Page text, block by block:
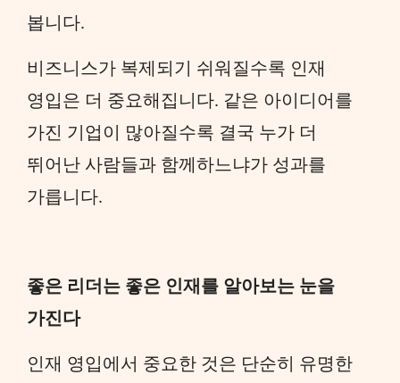
봅니다.
비즈니스가 복제되기 쉬워질수록 인재
영입은 더 중요해집니다. 같은 아이디어를
가진 기업이 많아질수록 결국 누가 더
뛰어난 사람들과 함께하느냐가 성과를
가릅니다.
좋은 리더는 좋은 인재를 알아보는 눈을
가진다
인재 영입에서 중요한 것은 단순히 유명한